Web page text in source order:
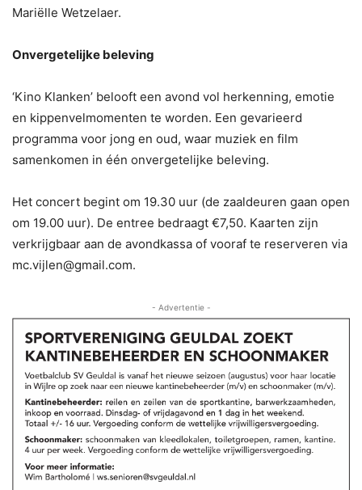
Mariëlle Wetzelaer.
Onvergetelijke beleving
‘Kino Klanken’ belooft een avond vol herkenning, emotie
en kippenvelmomenten te worden. Een gevarieerd
programma voor jong en oud, waar muziek en film
samenkomen in één onvergetelijke beleving.
Het concert begint om 19.30 uur (de zaaldeuren gaan open
om 19.00 uur). De entree bedraagt €7,50. Kaarten zijn
verkrijgbaar aan de avondkassa of vooraf te reserveren via
mc.vijlen@gmail.com.
- Advertentie -